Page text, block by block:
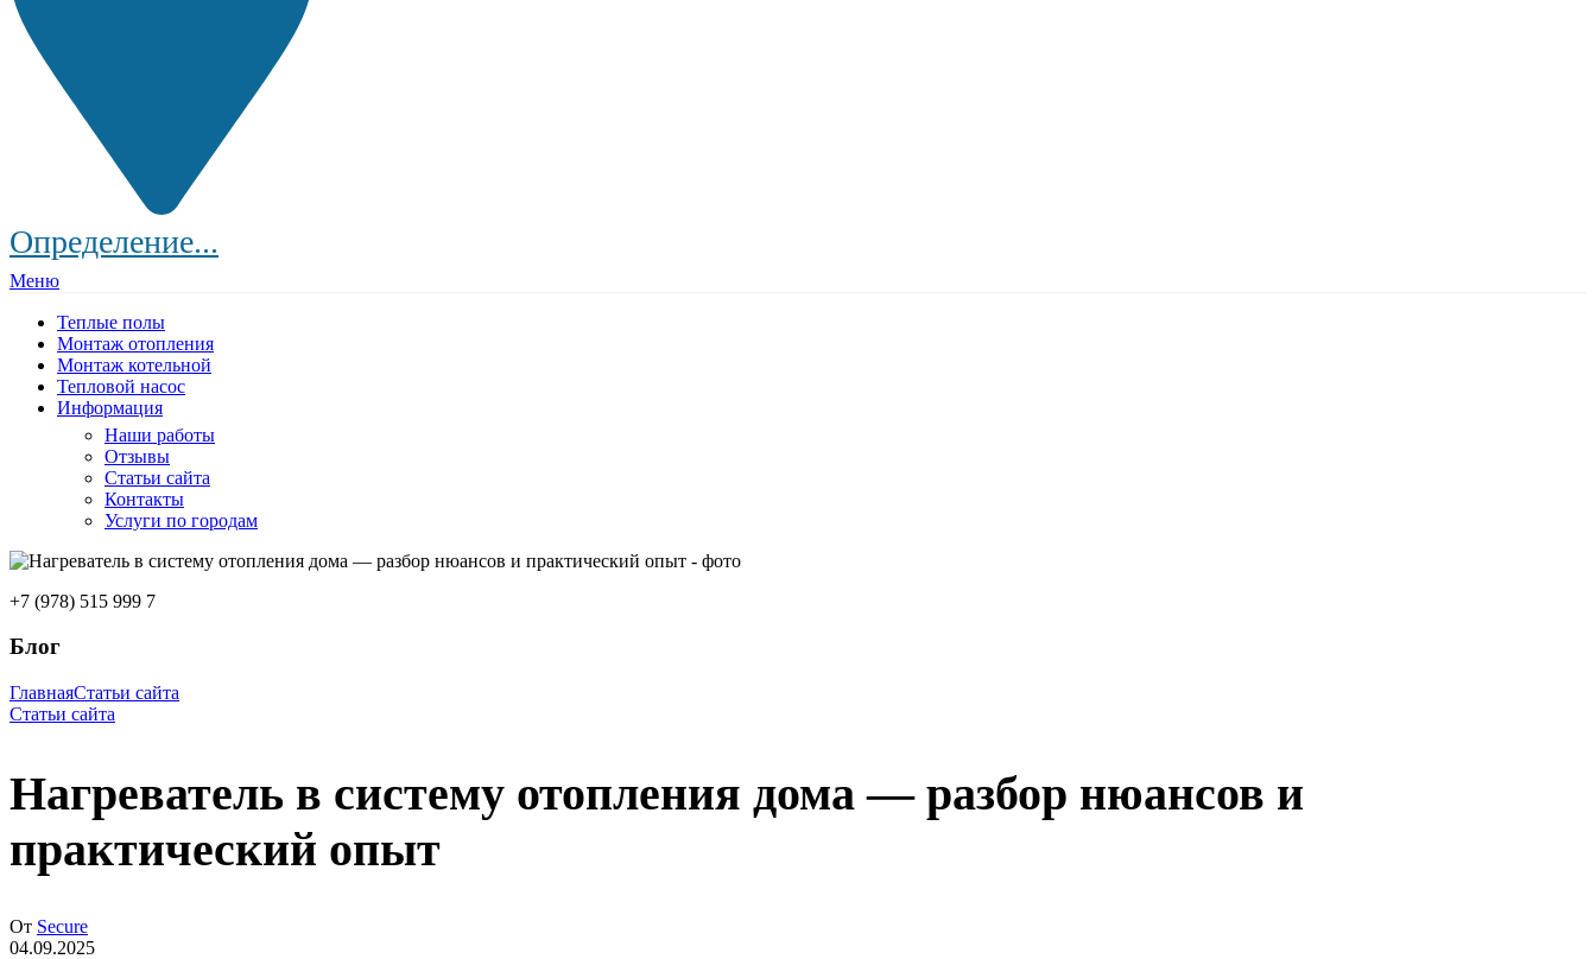
Определение...
Меню
Теплые полы
Монтаж отопления
Монтаж котельной
Тепловой насос
Информация
Наши работы
Отзывы
Статьи сайта
Контакты
Услуги по городам
+7 (978) 515 999 7
Блог
ГлавнаяСтатьи сайта
Статьи сайта
Нагреватель в систему отопления дома — разбор нюансов и
практический опыт
От Secure
04.09.2025